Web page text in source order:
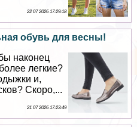
22 07 2026 17:29:18
обувь для весны!
наконец
легкие?
и,
Скоро,...
21 07 2026 17:23:49